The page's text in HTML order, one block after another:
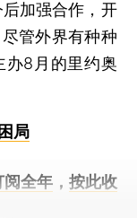
加强合作，开
管外界有种种
办8月的里约奥
局
阅全年， 按此收